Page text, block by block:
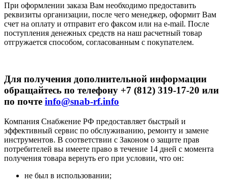
При оформлении заказа Вам необходимо предоставить
реквизиты организации, после чего менеджер, оформит Вам
счет на оплату и отправит его факсом или на e-mail. После
поступления денежных средств на наш расчетный товар
отгружается способом, согласованным с покупателем.
Для получения дополнительной информации
обращайтесь по телефону +7 (812) 319-17-20 или
по почте info@snab-rf.info
Компания Снабжение РФ предоставляет быстрый и
эффективный сервис по обслуживанию, ремонту и замене
инструментов. В соответствии с Законом о защите прав
потребителей вы имеете право в течение 14 дней с момента
получения товара вернуть его при условии, что он:
не был в использовании;